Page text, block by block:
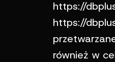
https://
https://
również w